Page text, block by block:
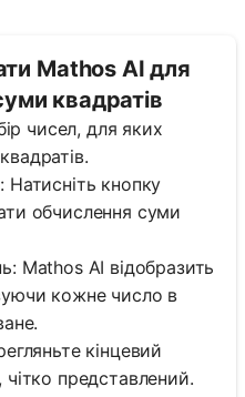
Mathos AI для
квадратів
чисел, для яких
Натисніть кнопку
обчислення суми
Mathos AI відобразить
кожне число в
кінцевий
чітко представлений.